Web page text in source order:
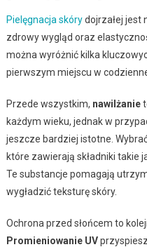
Pielęgnacja skórydojrzałej jest
zdrowy wygląd oraz
można wyróżnić kilka
pierwszym miejscu w
Przede wszystkim, nawilżanie
każdym wieku, jednak w
jeszcze bardziej istotne.
które zawierają składniki takie
Te substancje pomagają
wygładzić teksturę skóry.
Ochrona przed słońcem to
Promieniowanie UV